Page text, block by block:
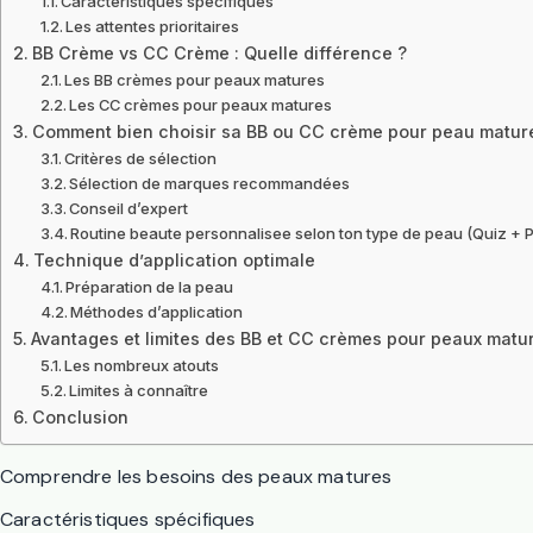
Les attentes prioritaires
BB Crème vs CC Crème : Quelle différence ?
Les BB crèmes pour peaux matures
Les CC crèmes pour peaux matures
Comment bien choisir sa BB ou CC crème pour peau
Critères de sélection
Sélection de marques recommandées
Conseil d’expert
Routine beaute personnalisee selon ton type de peau (Quiz +
Technique d’application optimale
Préparation de la peau
Méthodes d’application
Avantages et limites des BB et CC crèmes pour peaux
Les nombreux atouts
Limites à connaître
Conclusion
Comprendre les besoins des peaux matures
Caractéristiques spécifiques